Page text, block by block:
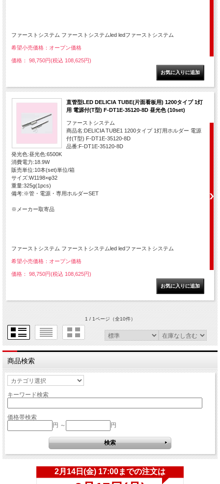
ファーストシステム ファーストシステムled ledファーストシステム
希望小売価格：オープン価格
価格： 98,750円(税込 108,625円)
直管型LED DELICIA TUBE(片面看板用) 1200タイプ 1灯
用 電源付(T型) F-DT1E-35120-8D 昼光色 (10set)
ファーストシステム
商品名:DELICIA TUBE1 1200タイプ 1灯用ホルダー 電源
付(T型) F-DT1E-35120-8D
品番:F-DT1E-35120-8D
発光色:昼光色:6500K
消費電力:18.9W
販売単位:10本(set)単位/箱
サイズ:W1198×φ32
重量:325g(1pcs)
備考:※管・電源・専用ホルダーSET
※メーカー取寄品
ファーストシステム ファーストシステムled ledファーストシステム
希望小売価格：オープン価格
価格： 98,750円(税込 108,625円)
1 / 1ページ（全10件）
商品検索
キーワード検索
価格帯検索
円 ～
円